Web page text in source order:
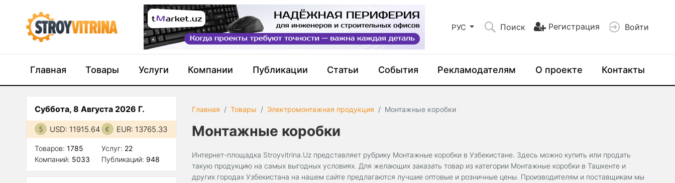
РУС Поиск Регистрация Войти
Главная Товары Услуги Компании Публикации Статьи События Рекламодателям О проекте Контакты
Главная Товары Электромонтажная продукция Монтажные коробки
Монтажные коробки
Интернет-площадка Stroyvitrina.Uz представляет рубрику Монтажные коробки в Узбекистане. Здесь можно купить или продать
такую продукцию на самых выгодных условиях. Для желающих заказать товар из категории Монтажные коробки в Ташкенте и
других городах Узбекистана на нашем сайте предлагаются лучшие оптовые и розничные цены. Производителям и поставщикам мы
Суббота, 8 Августа 2026 Г.
USD: 11915.64 EUR: 13765.33
Товаров: 1785
Компаний: 5033
Услуг: 22
Публикаций: 948